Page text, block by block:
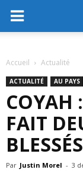
Accueil Actualité
ACTUALITÉ AU PAYS
COYAH
FAIT
Par Justin Morel - 3